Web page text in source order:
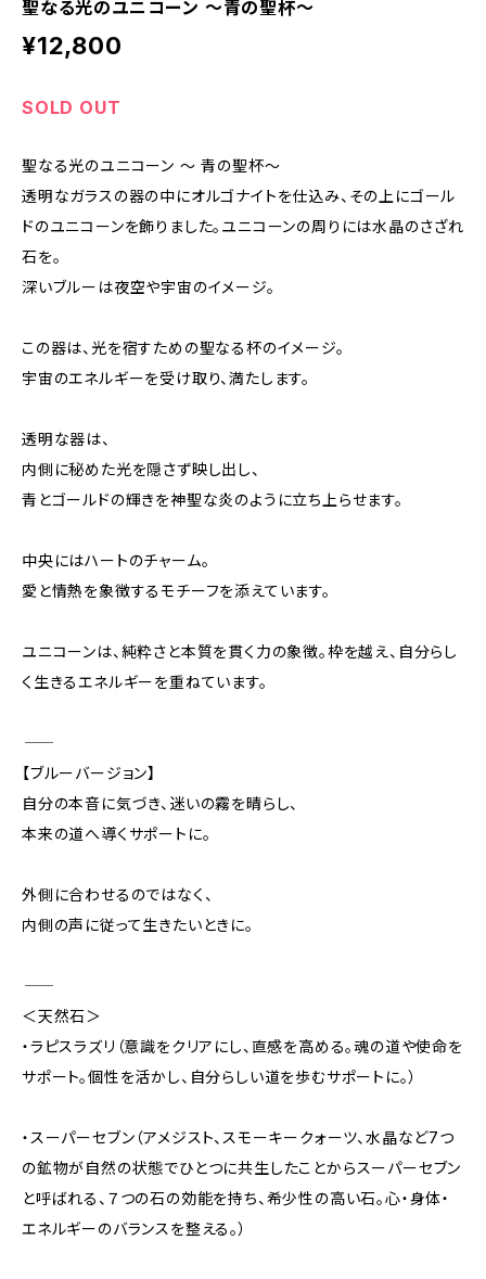
聖なる光のユニコーン ～青の聖杯～
¥12,800
SOLD OUT
聖なる光のユニコーン ～ 青の聖杯～
透明なガラスの器の中にオルゴナイトを仕込み、その上にゴール
ドのユニコーンを飾りました。ユニコーンの周りには水晶のさざれ
石を。
深いブルーは夜空や宇宙のイメージ。
この器は、光を宿すための聖なる杯のイメージ。
宇宙のエネルギーを受け取り、満たします。
透明な器は、
内側に秘めた光を隠さず映し出し、
青とゴールドの輝きを神聖な炎のように立ち上らせます。
中央にはハートのチャーム。
愛と情熱を象徴するモチーフを添えています。
ユニコーンは、純粋さと本質を貫く力の象徴。枠を越え、自分らし
く生きるエネルギーを重ねています。
――――――――
【ブルーバージョン】
自分の本音に気づき、迷いの霧を晴らし、
本来の道へ導くサポートに。
外側に合わせるのではなく、
内側の声に従って生きたいときに。
――――――――
＜天然石＞
・ラピスラズリ（意識をクリアにし、直感を高める。魂の道や使命を
サポート。個性を活かし、自分らしい道を歩むサポートに。）
・スーパーセブン（アメジスト、スモーキークォーツ、水晶など7つ
の鉱物が自然の状態でひとつに共生したことからスーパーセブン
と呼ばれる、７つの石の効能を持ち、希少性の高い石。心・身体・
エネルギーのバランスを整える。）